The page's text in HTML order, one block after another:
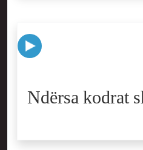
Ndërsa kodrat